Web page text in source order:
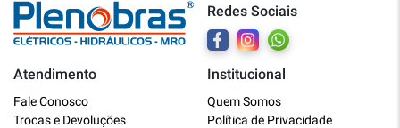
Redes Sociais
Atendimento
Fale Conosco
Trocas e Devoluções
Institucional
Quem Somos
Política de Privacidade
Online